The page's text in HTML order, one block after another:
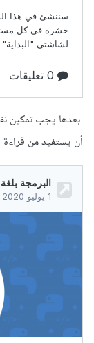
بعدها يجب تمكين
أن يستفيد من قراءة